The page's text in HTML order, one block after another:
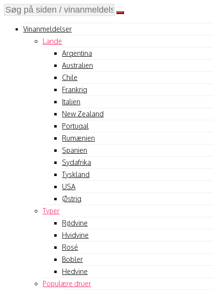
Vinanmeldelser
Lande
Argentina
Australien
Chile
Frankrig
Italien
New Zealand
Portugal
Rumænien
Spanien
Sydafrika
Tyskland
USA
Østrig
Typer
Rødvine
Hvidvine
Rosé
Bobler
Hedvine
Populære druer